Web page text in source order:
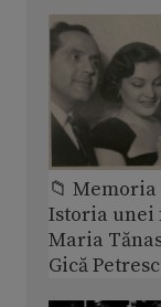
📁
Istoria
Maria
Gică